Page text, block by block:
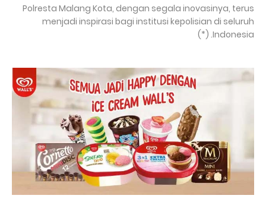
Polresta Malang Kota, dengan segala inovasinya, terus
menjadi inspirasi bagi institusi kepolisian di seluruh
Indonesia. (*)